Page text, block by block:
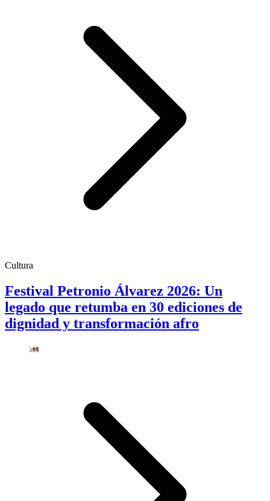
Cultura
Festival Petronio Álvarez 2026: Un
legado que retumba en 30 ediciones de
dignidad y transformación afro